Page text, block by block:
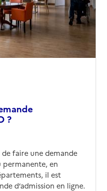
?
faire une demande
permanente, en
il est
d’admission en ligne.